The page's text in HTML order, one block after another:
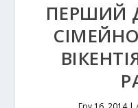
ПЕРШИЙ